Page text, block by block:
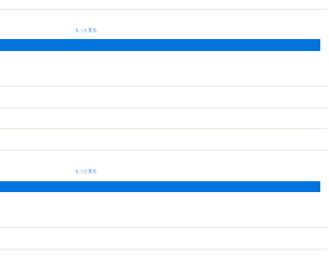
もっと見る
もっと見る